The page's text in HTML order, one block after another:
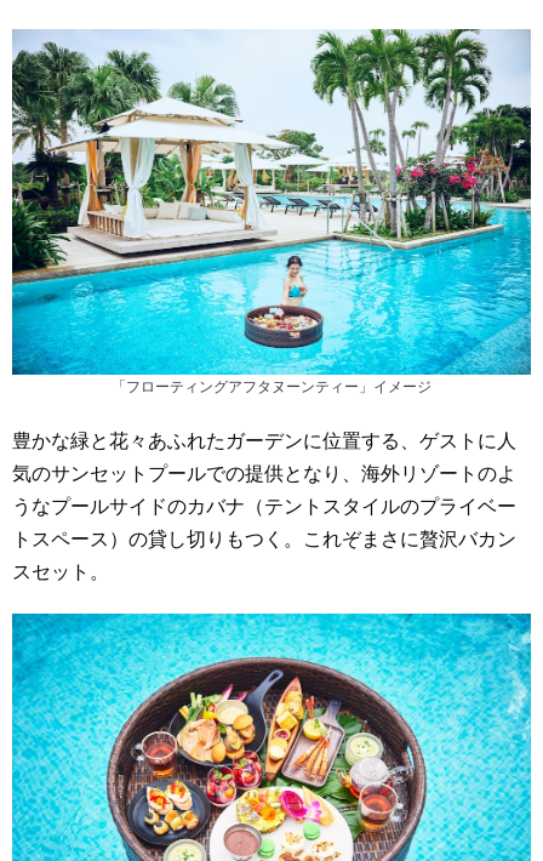
「フローティングアフタヌーンティー」イメージ
豊かな緑と花々あふれたガーデンに位置する、ゲストに人
気のサンセットプールでの提供となり、海外リゾートのよ
うなプールサイドのカバナ（テントスタイルのプライベー
トスペース）の貸し切りもつく。これぞまさに贅沢バカン
スセット。